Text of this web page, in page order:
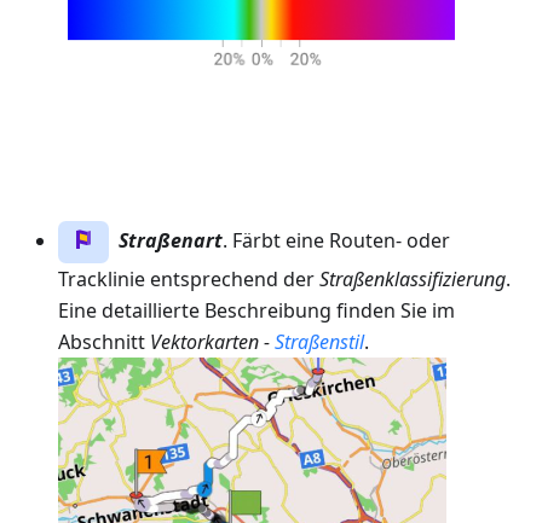
Straßenart. Färbt eine Routen- oder
Tracklinie entsprechend derStraßenklassifizierung.
Eine detaillierte Beschreibung finden Sie im
Abschnitt Vektorkarten -Straßenstil.